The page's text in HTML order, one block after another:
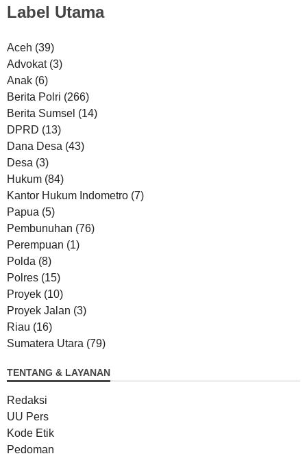
Label Utama
Aceh (39)
Advokat (3)
Anak (6)
Berita Polri (266)
Berita Sumsel (14)
DPRD (13)
Dana Desa (43)
Desa (3)
Hukum (84)
Kantor Hukum Indometro (7)
Papua (5)
Pembunuhan (76)
Perempuan (1)
Polda (8)
Polres (15)
Proyek (10)
Proyek Jalan (3)
Riau (16)
Sumatera Utara (79)
TENTANG & LAYANAN
Redaksi
UU Pers
Kode Etik
Pedoman